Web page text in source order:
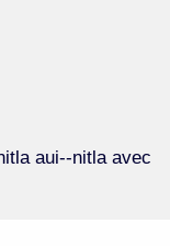
aui--nitla avec